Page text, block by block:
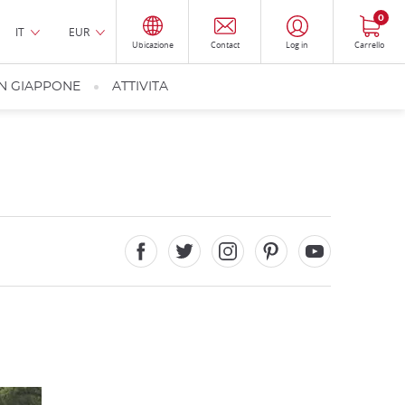
IT EUR
Ubicazione Contact Log in Carrello
0
GIAPPONE ATTIVITA